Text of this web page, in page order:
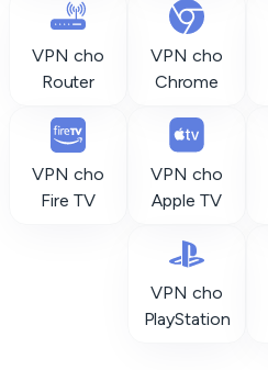
VPN cho
Router
VPN cho
Chrome
VPN cho
Fire TV
VPN cho
Apple TV
VPN cho
PlayStation